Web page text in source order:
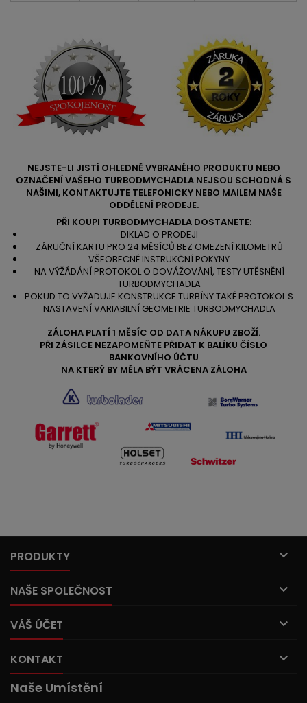
NEJSTE-LI JISTÍ OHLEDNĚ VYBRANÉHO PRODUKTU NEBO
OZNAČENÍ VAŠEHO TURBODMYCHADLA NEJSOU SCHODNÁ S
NAŠIMI, KONTAKTUJTE TELEFONICKY NEBO MAILEM NAŠE
ODDĚLENÍ PRODEJE.
PŘI KOUPI TURBODMYCHADLA DOSTANETE:
DIKLAD O PRODEJI
ZÁRUČNÍ KARTU PRO 24 MĚSÍCŮ BEZ OMEZENÍ KILOMETRŮ
VŠEOBECNÉ INSTRUKČNÍ POKYNY
NA VÝŽÁDÁNÍ PROTOKOL O DOVÁŽOVÁNÍ, TESTY UTĚSNĚNÍ
TURBODMYCHADLA
POKUD TO VYŽADUJE KONSTRUKCE TURBÍNY TAKÉ PROTOKOL S
NASTAVENÍ VARIABILNÍ GEOMETRIE TURBODMYCHADLA
ZÁLOHA PLATÍ 1 MĚSÍC OD DATA NÁKUPU ZBOŽÍ.
PŘI ZÁSILCE NEZAPOMEŇTE PŘIDAT K BALÍKU ČÍSLO
BANKOVNÍHO ÚČTU
NA KTERÝ BY MĚLA BÝT VRÁCENA ZÁLOHA
PRODUKTY 
NAŠE SPOLEČNOST 
VÁŠ ÚČET 
KONTAKT 
Naše Umístění